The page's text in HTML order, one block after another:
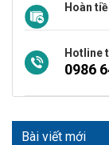
Hoàn
Hotline
0986
Bài viết mới